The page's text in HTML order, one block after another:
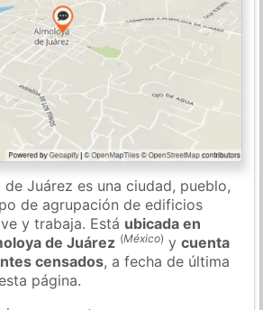
Juárez es una ciudad, pueblo,
de agrupación de edificios
y trabaja. Está ubicada en
de Juárez (México) ycuenta
censados, a fecha de última
página.